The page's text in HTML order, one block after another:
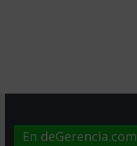
En deGerencia.com